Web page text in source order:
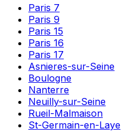
Paris 7
Paris 9
Paris 15
Paris 16
Paris 17
Asnieres-sur-Seine
Boulogne
Nanterre
Neuilly-sur-Seine
Rueil-Malmaison
St-Germain-en-Laye